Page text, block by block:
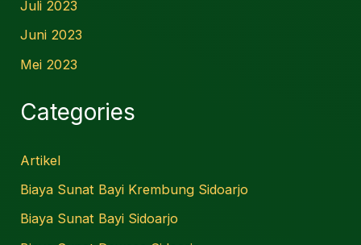
Juli 2023
Juni 2023
Mei 2023
Categories
Artikel
Biaya Sunat Bayi Krembung Sidoarjo
Biaya Sunat Bayi Sidoarjo